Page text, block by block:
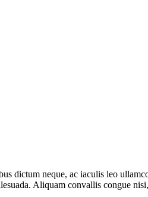
dictum neque, ac iaculis leo
Aliquam convallis congue